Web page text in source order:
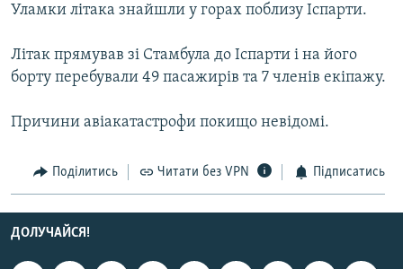
РУС
УКР
КТАТ
ДОЛУЧАЙСЯ!
Уламки літака знайшли у горах поблизу Іспарти.
Літак прямував зі Стамбула до Іспарти і на його
борту перебували 49 пасажирів та 7 членів екіпажу.
Причини авіакатастрофи покищо невідомі.
Поділитись Читати без VPN Підписатись
ДОЛУЧАЙСЯ!